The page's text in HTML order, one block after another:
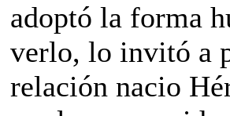
adoptó la forma
verlo, lo invitó a
relación nacio